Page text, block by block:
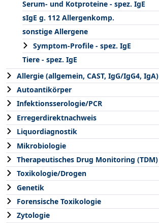
Serum- und Kotproteine - spez. IgE
sIgE g. 112 Allergenkomp.
sonstige Allergene
Symptom-Profile - spez. IgE
Tiere - spez. IgE
Allergie (allgemein, CAST, IgG/IgG4, IgA)
Autoantikörper
Infektionsserologie/PCR
Erregerdirektnachweis
Liquordiagnostik
Mikrobiologie
Therapeutisches Drug Monitoring (TDM)
Toxikologie/Drogen
Genetik
Forensische Toxikologie
Zytologie